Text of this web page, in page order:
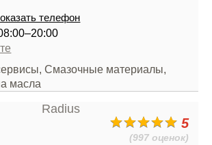
телефон
Смазочные материалы,
масла
5
(997 оценок)